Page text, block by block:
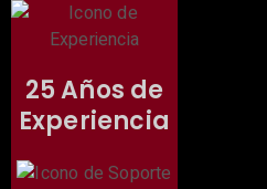
25 Años de
Experiencia